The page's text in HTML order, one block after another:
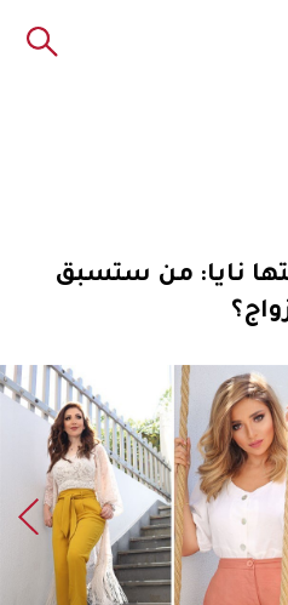
نايا: من ستسبق